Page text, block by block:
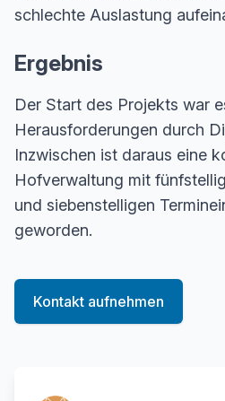
schlechte Auslastung
Ergebnis
Der Start des Projekts war
Herausforderungen durch
Inzwischen ist daraus eine
Hofverwaltung mit
und siebenstelligen
geworden.
Kontakt aufnehmen